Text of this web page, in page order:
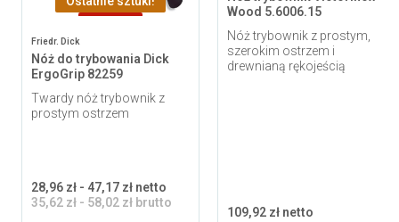
Friedr. Dick
Nóż do trybowania Dick
ErgoGrip 82259
Twardy nóż trybownik z
prostym ostrzem
28,96 zł - 47,17 zł netto
35,62 zł - 58,02 zł brutto
Wood 5.6006.15
Nóż trybownik z prostym,
szerokim ostrzem i
drewnianą rękojeścią
109,92 zł netto